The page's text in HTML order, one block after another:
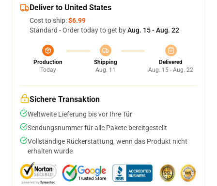
Deliver to United States
Cost to ship:$6.99
Standard - Order today to get byAug. 15 - Aug. 22
Production
Today
Shipping
Aug. 11
Delivered
Aug. 15 - Aug. 22
Sichere Transaktion
Weltweite Lieferung bis vor Ihre Tür
Sendungsnummer für alle Pakete bereitgestellt
Vollständige Rückerstattung, wenn das Produkt nicht
erhalten wurde